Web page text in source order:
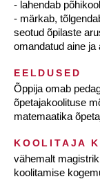
- lahendab
- märkab,
seotud õpilaste
omandatud aine
EELDUSED
Õppija omab
õpetajakoolituse
matemaatika
KOOLITAJA
vähemalt
koolitamise